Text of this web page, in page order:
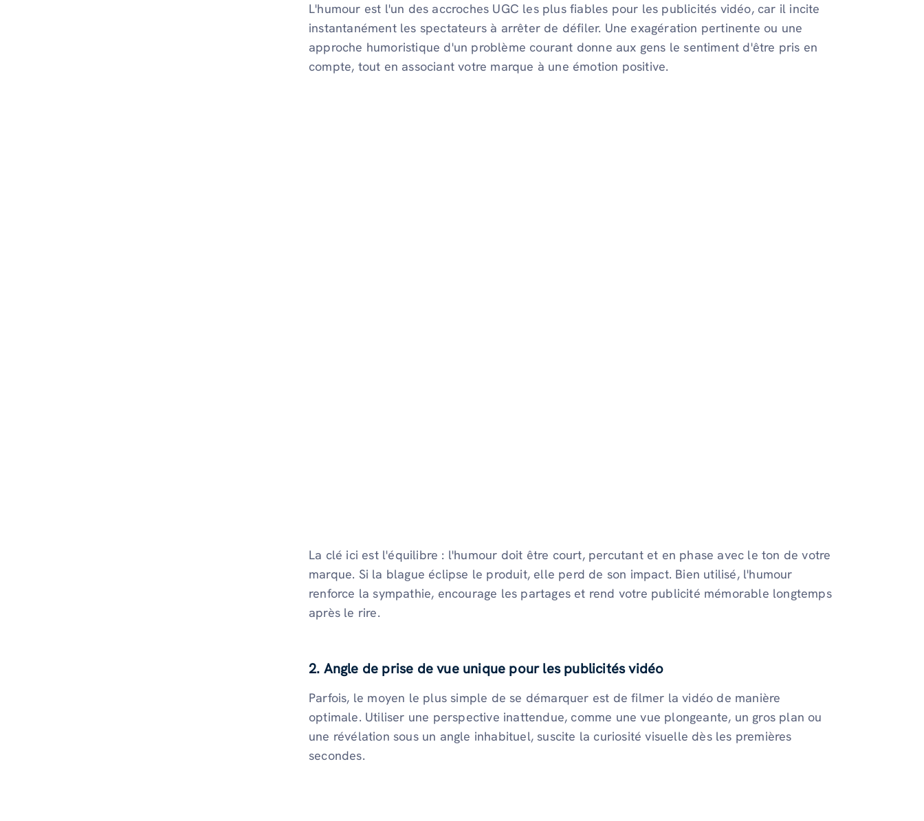
L'humour est l'un des accroches UGC les plus fiables pour les publicités vidéo, car il incite
instantanément les spectateurs à arrêter de défiler. Une exagération pertinente ou une
approche humoristique d'un problème courant donne aux gens le sentiment d'être pris en
compte, tout en associant votre marque à une émotion positive.
La clé ici est l'équilibre : l'humour doit être court, percutant et en phase avec le ton de votre
marque. Si la blague éclipse le produit, elle perd de son impact. Bien utilisé, l'humour
renforce la sympathie, encourage les partages et rend votre publicité mémorable longtemps
après le rire.
2. Angle de prise de vue unique pour les publicités vidéo
Parfois, le moyen le plus simple de se démarquer est de filmer la vidéo de manière
optimale. Utiliser une perspective inattendue, comme une vue plongeante, un gros plan ou
une révélation sous un angle inhabituel, suscite la curiosité visuelle dès les premières
secondes.